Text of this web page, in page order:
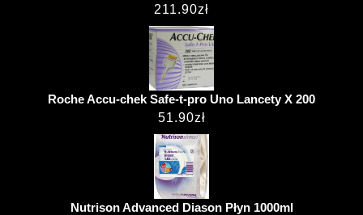
211.90zł
Roche Accu-chek Safe-t-pro Uno Lancety X 200
51.90zł
Nutrison Advanced Diason Płyn 1000ml